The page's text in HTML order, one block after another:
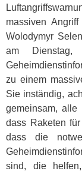
massiven
Wolodymyr
am
zu einem
Sie inständig,
gemeinsam, alle
dass Raketen
dass die
sind, die